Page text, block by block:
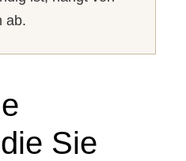
ab.
Sie